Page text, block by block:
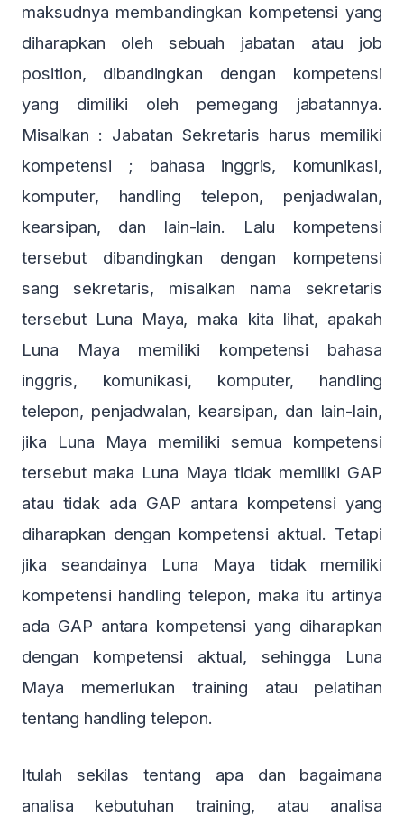
maksudnya membandingkan kompetensi yang
diharapkan oleh sebuah jabatan atau job
position, dibandingkan dengan kompetensi
yang dimiliki oleh pemegang jabatannya.
Misalkan : Jabatan Sekretaris harus memiliki
kompetensi ; bahasa inggris, komunikasi,
komputer, handling telepon, penjadwalan,
kearsipan, dan lain-lain. Lalu kompetensi
tersebut dibandingkan dengan kompetensi
sang sekretaris, misalkan nama sekretaris
tersebut Luna Maya, maka kita lihat, apakah
Luna Maya memiliki kompetensi bahasa
inggris, komunikasi, komputer, handling
telepon, penjadwalan, kearsipan, dan lain-lain,
jika Luna Maya memiliki semua kompetensi
tersebut maka Luna Maya tidak memiliki GAP
atau tidak ada GAP antara kompetensi yang
diharapkan dengan kompetensi aktual. Tetapi
jika seandainya Luna Maya tidak memiliki
kompetensi handling telepon, maka itu artinya
ada GAP antara kompetensi yang diharapkan
dengan kompetensi aktual, sehingga Luna
Maya memerlukan training atau pelatihan
tentang handling telepon.
Itulah sekilas tentang apa dan bagaimana
analisa kebutuhan training, atau analisa